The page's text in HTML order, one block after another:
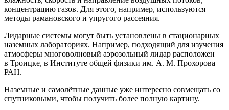
концентрацию газов. Для этого, например, используются
методы рамановского и упругого рассеяния.
Лидарные системы могут быть установлены в стационарных
наземных лабораториях. Например, подходящий для изучения
атмосферы многоволновый аэрозольный лидар расположен
в Троицке, в Институте общей физики им. А. М. Прохорова
РАН.
Наземные и самолётные данные уже интересно совмещать со
спутниковыми, чтобы получить более полную картину.